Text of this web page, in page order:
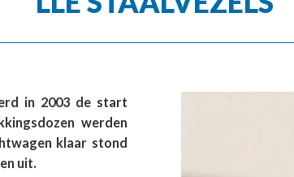
in 2003 de start
werden
klaar stond
uit.